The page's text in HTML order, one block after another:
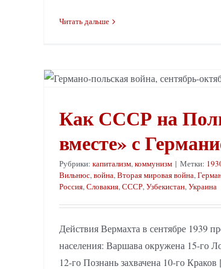
Читать дальше
Как СССР на
вместе» с
Рубрики: капитализм,коммунизм | Метки:
Вильнюс,война,Вторая мировая война,
Россия,Словакия,СССР,Узбекистан,Украина
Действия Вермахта в сентябре 1939
населения: Варшава окружена 15-го
12-го Познань захвачена 10-го Краков